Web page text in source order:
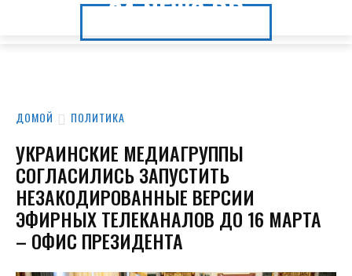
24.NEWS.DP
24.NEWS.DP
ДОМОЙ ПОЛИТИКА
УКРАИНСКИЕ МЕДИАГРУППЫ
СОГЛАСИЛИСЬ ЗАПУСТИТЬ
НЕЗАКОДИРОВАННЫЕ ВЕРСИИ
ЭФИРНЫХ ТЕЛЕКАНАЛОВ ДО 16 МАРТА
– ОФИС ПРЕЗИДЕНТА